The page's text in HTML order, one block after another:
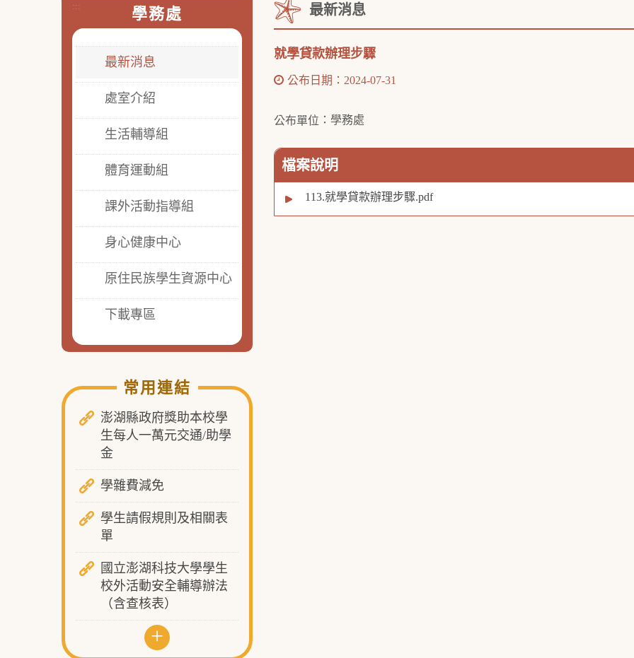
::: 學務處
最新消息
處室介紹
生活輔導組
體育運動組
課外活動指導組
身心健康中心
原住民族學生資源中心
下載專區
常用連結
澎湖縣政府獎助本校學
生每人一萬元交通/助學
金
學雜費減免
學生請假規則及相關表
單
國立澎湖科技大學學生
校外活動安全輔導辦法
（含查核表）
+
最新消息
就學貸款辦理步驟
公布日期：2024-07-31
公布單位 ：學務處
檔案說明
113.就學貸款辦理步驟.pdf